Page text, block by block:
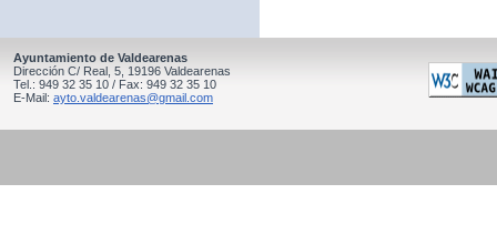
Ayuntamiento de Valdearenas
Dirección C/ Real, 5, 19196 Valdearenas
Tel.: 949 32 35 10 / Fax: 949 32 35 10
E-Mail: ayto.valdearenas@gmail.com